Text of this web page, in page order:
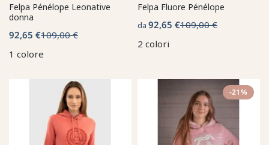
Felpa Pénélope Leonative
donna
92,65 €109,00 €
1 colore
Felpa Fluore Pénélope
da 92,65 €109,00 €
2 colori
-21%